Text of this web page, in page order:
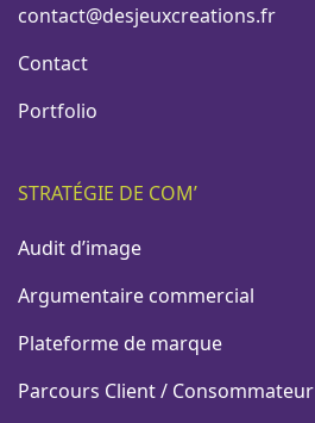
contact@desjeuxcreations.fr
Contact
Portfolio
STRATÉGIE DE COM’
Audit d’image
Argumentaire commercial
Plateforme de marque
Parcours Client / Consommateur